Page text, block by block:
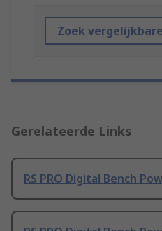
Zoek
Gerelateerde Links
RS PRO Digital Bench